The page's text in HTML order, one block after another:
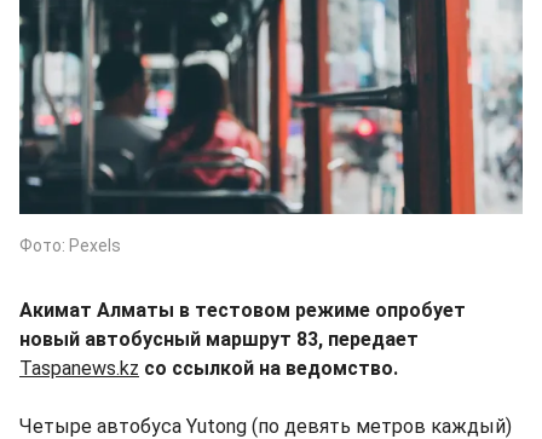
Фото: Pexels
Акимат Алматы в тестовом режиме опробует
новый автобусный маршрут 83, передает
Taspanews.kz со ссылкой на ведомство.
Четыре автобуса Yutong (по девять метров каждый)